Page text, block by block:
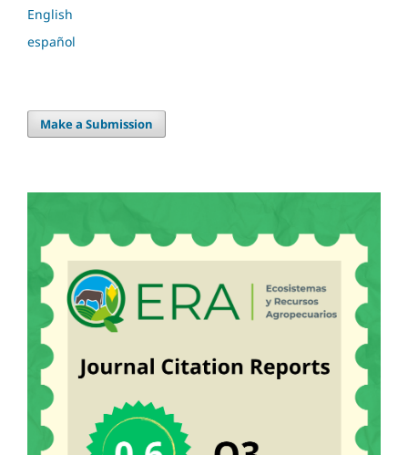
English
español
Make a Submission